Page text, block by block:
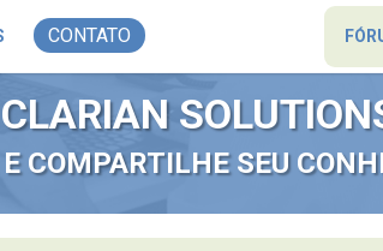
CONTATO
COMPARTILHE SEU